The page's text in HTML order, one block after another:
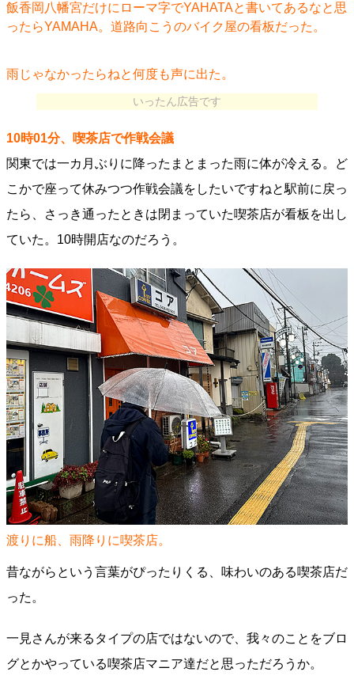
飯香岡八幡宮だけにローマ字でYAHATAと書いてあるなと思
ったらYAMAHA。道路向こうのバイク屋の看板だった。
雨じゃなかったらねと何度も声に出た。
いったん広告です
10時01分、喫茶店で作戦会議
関東では一カ月ぶりに降ったまとまった雨に体が冷える。ど
こかで座って休みつつ作戦会議をしたいですねと駅前に戻っ
たら、さっき通ったときは閉まっていた喫茶店が看板を出し
ていた。10時開店なのだろう。
渡りに船、雨降りに喫茶店。
昔ながらという言葉がぴったりくる、味わいのある喫茶店だ
った。
一見さんが来るタイプの店ではないので、我々のことをブロ
グとかやっている喫茶店マニア達だと思っただろうか。